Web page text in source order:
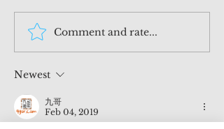
241229 特朗普2.0 + 馬斯
克 = 美股會遭 核爆？
Comment and rate...
Newest
九哥
Feb 04, 2019